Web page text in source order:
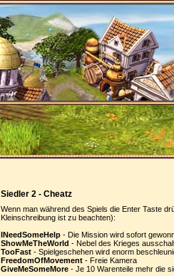
Siedler 2 - Cheatz
Wenn man während des Spiels die Enter Taste
Kleinschreibung ist zu beachten):
INeedSomeHelp - Die Mission wird sofort
ShowMeTheWorld - Nebel des Krieges
TooFast - Spielgeschehen wird enorm
FreedomOfMovement - Freie Kamera
GiveMeSomeMore - Je 10 Warenteile mehr die